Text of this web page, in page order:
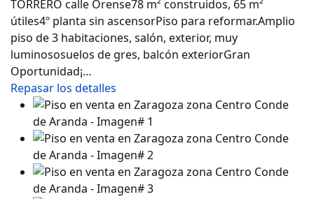
TORRERO calle Orense78 m² construidos, 65 m²
útiles4º planta sin ascensorPiso para reformar.Amplio
piso de 3 habitaciones, salón, exterior, muy
luminososuelos de gres, balcón exteriorGran
Oportunidad¡…
Repasar los detalles